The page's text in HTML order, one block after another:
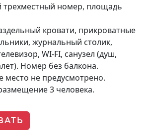
номер, площадь
кровати, прикроватные
журнальный столик,
WI-FI, санузел (душ,
Номер без балкона.
место не предусмотрено.
3 человека.